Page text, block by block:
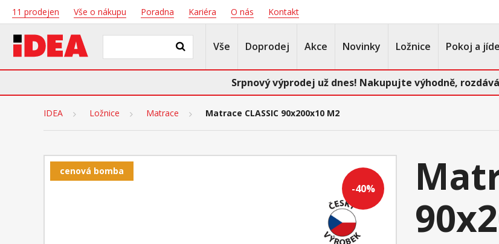
11 prodejen Vše o nákupu Poradna Kariéra O nás Kontakt
Vše Doprodej Akce Novinky Ložnice Pokoj a
Srpnový výprodej už dnes! Nakupujte výhodně,
IDEA Ložnice Matrace Matrace CLASSIC 90x200x10 M2
-40%
cenová bomba